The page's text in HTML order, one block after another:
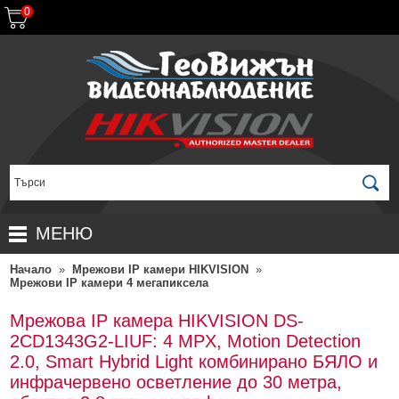
0
МЕНЮ
НАЧАЛО
ПРОМОЦИИ
НОВИ ПРОДУКТИ
КОМПЛЕКТИ ЗА ВИДЕОНАБЛЮДЕНИЕ
ЗА ДИСТРИБУТОРИ
ГАРАНЦИОННИ УСЛОВИЯ
ДОСТАВКИ
Начало » Мрежови IP камери HIKVISION
»
Мрежови IP камери 4 мегапиксела
Мрежова IP камера HIKVISION DS-
2CD1343G2-LIUF: 4 MPX, Motion Detection
2.0, Smart Hybrid Light комбинирано БЯЛО и
инфрачервено осветление до 30 метра,